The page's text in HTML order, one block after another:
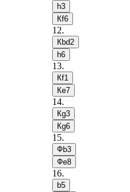
h3
Кf6
12.
Кbd2
h6
13.
Кf1
Кe7
14.
Кg3
Кg6
15.
Фb3
Фe8
16.
b5